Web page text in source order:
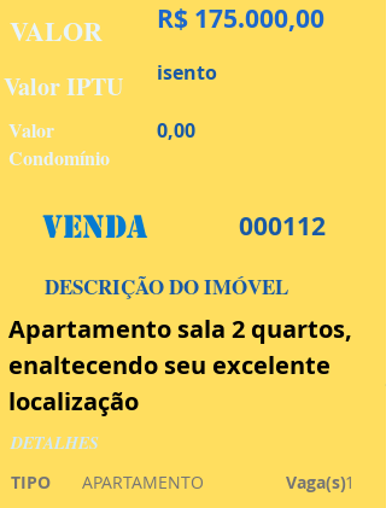
VALOR
Valor IPTU
Valor
Condomínio
R$ 175.000,00
isento
0,00
Venda 000112
DESCRIÇÃO DO IMÓVEL
Apartamento sala 2 quartos,
enaltecendo seu excelente
localização
DETALHES
TIPO APARTAMENTO Vaga(s)1